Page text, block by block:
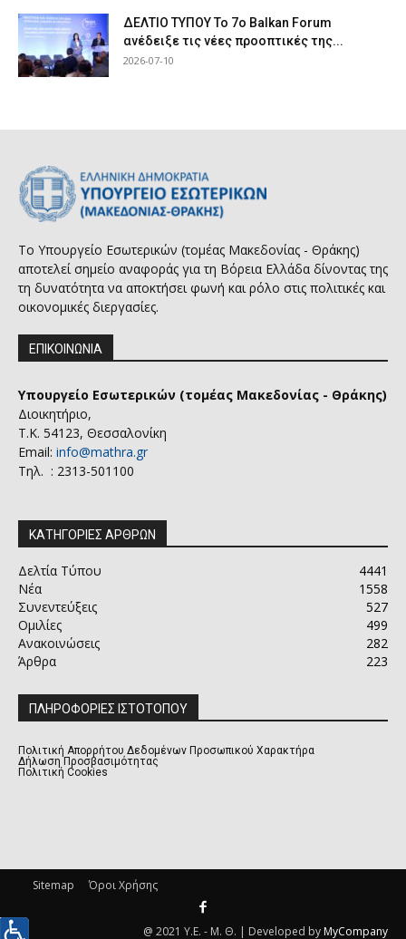
ΔΕΛΤΙΟ ΤΥΠΟΥ Το 7ο Balkan Forum
ανέδειξε τις νέες προοπτικές της...
2026-07-10
Το Υπουργείο Εσωτερικών (τομέας Μακεδονίας - Θράκης)
αποτελεί σημείο αναφοράς για τη Βόρεια Ελλάδα δίνοντας της
τη δυνατότητα να αποκτήσει φωνή και ρόλο στις πολιτικές και
οικονομικές διεργασίες.
ΕΠΙΚΟΙΝΩΝΙΑ
Υπουργείο Εσωτερικών (τομέας Μακεδονίας - Θράκης)
Διοικητήριο,
Τ.Κ. 54123, Θεσσαλονίκη
Email: info@mathra.gr
Τηλ. : 2313-501100
ΚΑΤΗΓΟΡΙΕΣ ΑΡΘΡΩΝ
Δελτία Τύπου
4441
Νέα
1558
Συνεντεύξεις
527
Ομιλίες
499
Ανακοινώσεις
282
Άρθρα
223
ΠΛΗΡΟΦΟΡΙΕΣ ΙΣΤΟΤΟΠΟΥ
Πολιτική Απορρήτου Δεδομένων Προσωπικού Χαρακτήρα
Δήλωση Προσβασιμότητας
Πολιτική Cookies
Sitemap Όροι Χρήσης
@ 2021 Υ.Ε. - Μ. Θ. | Developed by MyCompany